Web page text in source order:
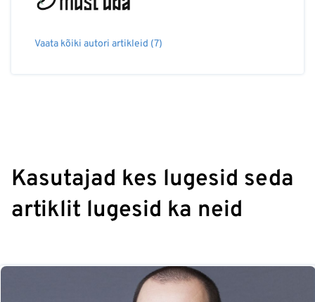
Vaata kõiki autori artikleid (7)
Kasutajad kes lugesid seda
artiklit lugesid ka neid